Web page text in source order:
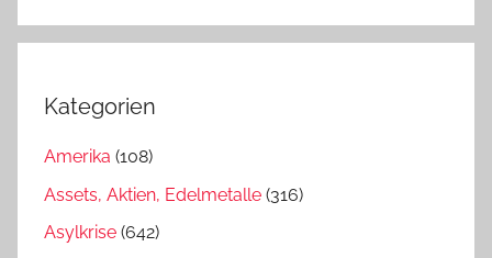
Kategorien
Amerika (108)
Assets, Aktien, Edelmetalle (316)
Asylkrise (642)